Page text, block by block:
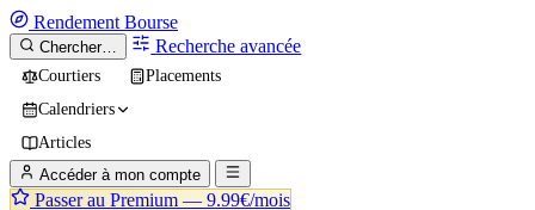
Rendement Bourse
Chercher… Recherche avancée
Courtiers
Placements
Calendriers
Articles
Accéder à mon compte
Passer au Premium — 9.99€/mois